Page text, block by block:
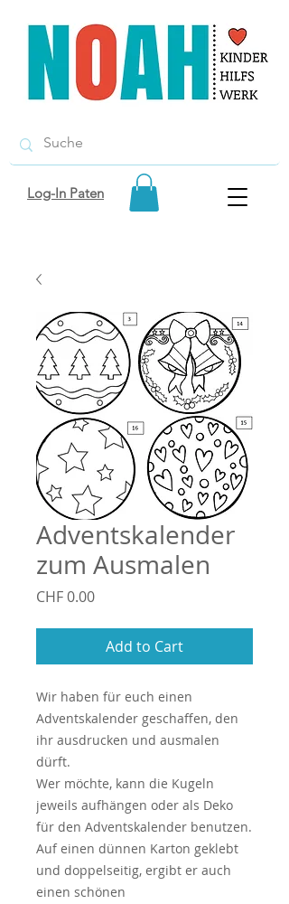
Log-In Paten
Adventskalender
zum Ausmalen
CHF 0.00Price
Add to Cart
Wir haben für euch einen
Adventskalender geschaffen, den
ihr ausdrucken und ausmalen
dürft.
Wer möchte, kann die Kugeln
jeweils aufhängen oder als Deko
für den Adventskalender benutzen.
Auf einen dünnen Karton geklebt
und doppelseitig, ergibt er auch
einen schönen